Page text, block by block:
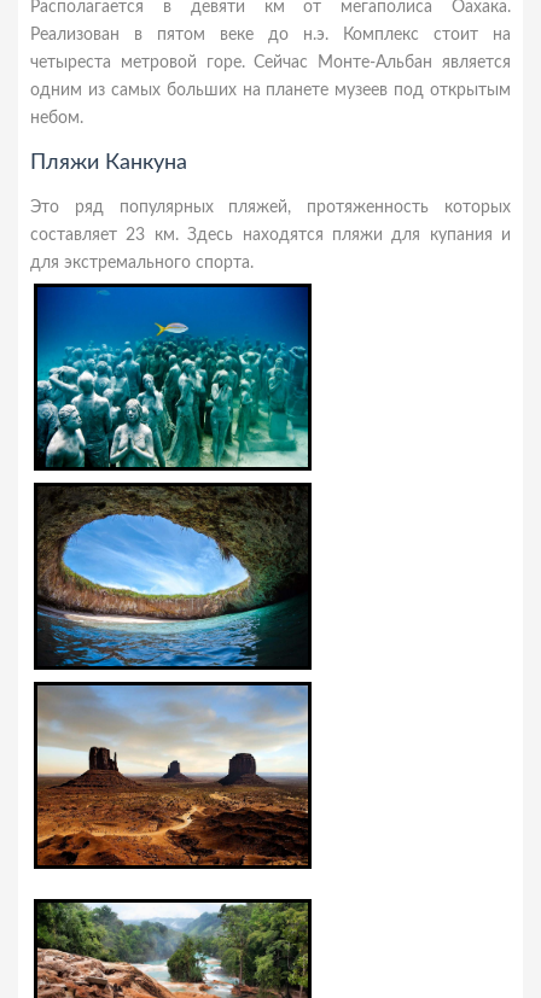
Располагается в девяти км от мегаполиса Оахака.
Реализован в пятом веке до н.э. Комплекс стоит на
четыреста метровой горе. Сейчас Монте-Альбан является
одним из самых больших на планете музеев под открытым
небом.
Пляжи Канкуна
Это ряд популярных пляжей, протяженность которых
составляет 23 км. Здесь находятся пляжи для купания и
для экстремального спорта.